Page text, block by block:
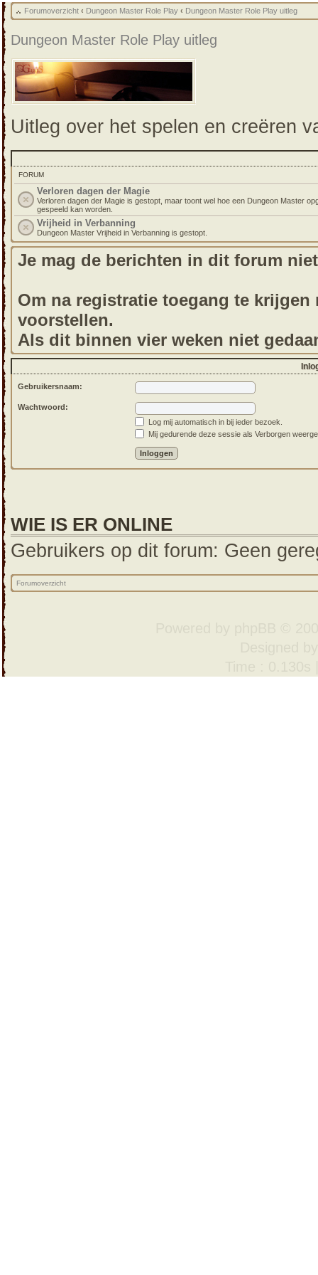
Forumoverzicht ‹ Dungeon Master Role Play ‹ Dungeon Master Role Play uitleg
Dungeon Master Role Play uitleg
Uitleg over het spelen en creëren
FORUM
Verloren dagen der Magie
Verloren dagen der Magie is gestopt, maar toont wel hoe een Dungeon Master
gespeeld kan worden.
Vrijheid in Verbanning
Dungeon Master Vrijheid in Verbanning is gestopt.
Je mag de berichten in dit forum
Om na registratie toegang te
voorstellen.
Als dit binnen vier weken niet
Gebruikersnaam:
Wachtwoord:
Log mij automatisch in bij ieder bezoek.
Mij gedurende deze sessie als Verborgen
WIE IS ER ONLINE
Gebruikers op dit forum: Geen
Forumoverzicht